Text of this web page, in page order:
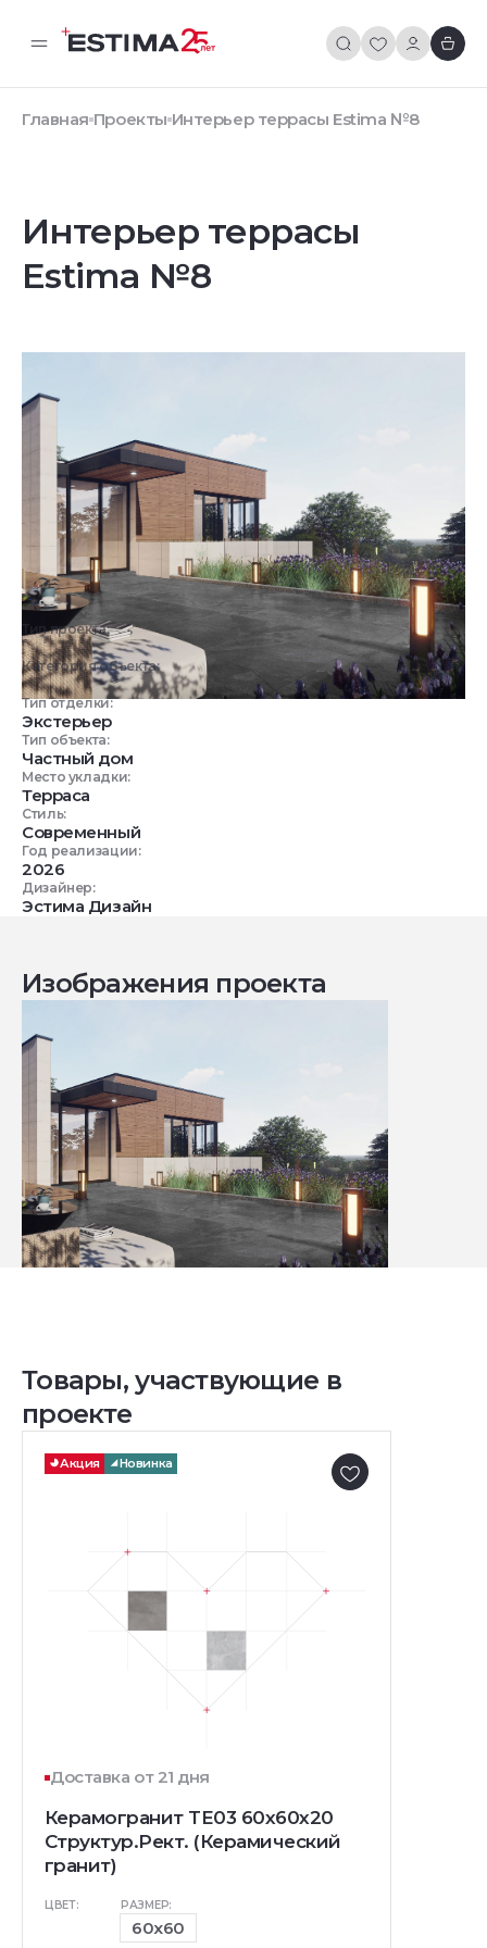
Главная Проекты Интерьер террасы Estima №8
Интерьер террасы
Estima №8
Тип проекта:
3D визуализация
Категория объекта:
Ландшафт и инфраструктура
Тип отделки:
Экстерьер
Тип объекта:
Частный дом
Место укладки:
Терраса
Стиль:
Современный
Год реализации:
2026
Дизайнер:
Эстима Дизайн
Изображения проекта
Товары, участвующие в
проекте
Акция Новинка
Доставка от 21 дня
Керамогранит TE03 60x60x20
Структур.Рект. (Керамический
гранит)
ЦВЕТ: РАЗМЕР:
60x60